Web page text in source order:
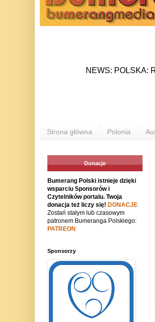
NEWS: POLSKA:
Strona główna Polonia
Donacje
Bumerang Polski istnieje dzięki
wsparciu Sponsorów i
Czytelników portalu. Twoja
donacja też liczy się! DONACJE
Zostań stałym lub czasowym
patronem Bumeranga Polskiego:
PATREON
Sponsorzy